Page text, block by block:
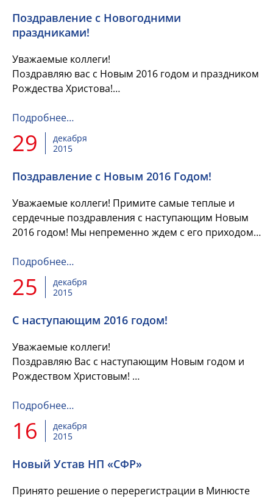
Поздравление с Новогодними
праздниками!
Уважаемые коллеги!
Поздравляю вас с Новым 2016 годом и праздником
Рождества Христова!
свершения, откроет новые горизонты и принесет
успех в профессиональной...
Подробнее…
29
декабря
2015
Поздравление с Новым 2016 Годом!
Уважаемые коллеги! Примите самые теплые и
сердечные поздравления с наступающим Новым
2016 годом! Мы непременно ждем с его приходом
радостных событий и н...
Подробнее…
25
декабря
2015
С наступающим 2016 годом!
Уважаемые коллеги!
Поздравляю Вас с наступающим Новым годом и
Рождеством Христовым!
а дело, которое нас объединяет, приносит
удовлетворение и вдохновляет...
Подробнее…
16
декабря
2015
Новый Устав НП «СФР»
Принято решение о перерегистрации в Минюсте